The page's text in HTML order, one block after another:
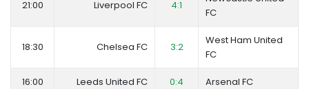
21:00 Liverpool FC 4:1
FC
18:30 Chelsea FC 3:2
West Ham United
FC
16:00 Leeds United FC 0:4 Arsenal FC